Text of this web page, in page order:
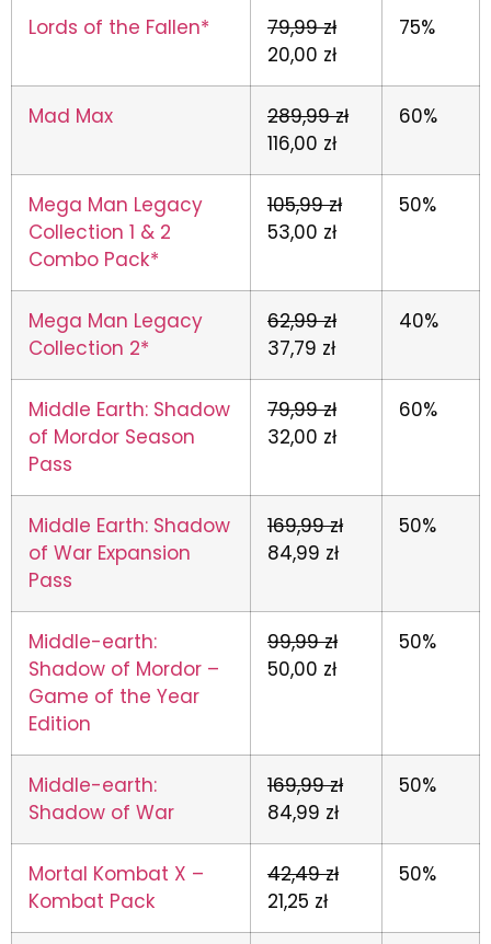
Lords of the Fallen*
79,99 zł
20,00 zł
75%
Mad Max
289,99 zł
116,00 zł
60%
Mega Man Legacy
Collection 1 & 2
Combo Pack*
105,99 zł
53,00 zł
50%
Mega Man Legacy
Collection 2*
62,99 zł
37,79 zł
40%
Middle Earth: Shadow
of Mordor Season
Pass
79,99 zł
32,00 zł
60%
Middle Earth: Shadow
of War Expansion
Pass
169,99 zł
84,99 zł
50%
Middle-earth:
Shadow of Mordor –
Game of the Year
Edition
99,99 zł
50,00 zł
50%
Middle-earth:
Shadow of War
169,99 zł
84,99 zł
50%
Mortal Kombat X –
Kombat Pack
42,49 zł
21,25 zł
50%